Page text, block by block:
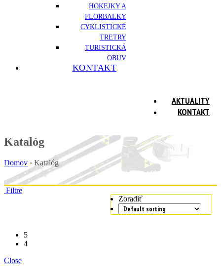
HOKEJKY A
FLORBALKY
CYKLISTICKÉ
TRETRY
TURISTICKÁ
OBUV
KONTAKT
AKTUALITY
KONTAKT
Katalóg
Domov › Katalóg
Filtre
Zoradiť
5
4
Close